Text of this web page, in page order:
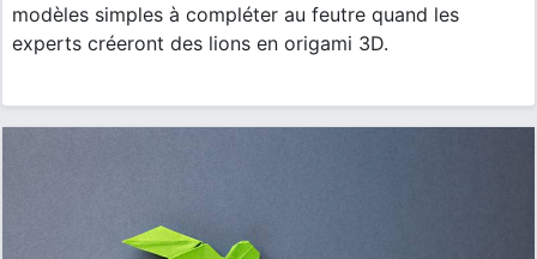
modèles simples à compléter au feutre quand les
experts créeront des lions en origami 3D.